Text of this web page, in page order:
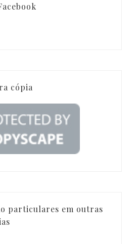
cópia
particulares em outras